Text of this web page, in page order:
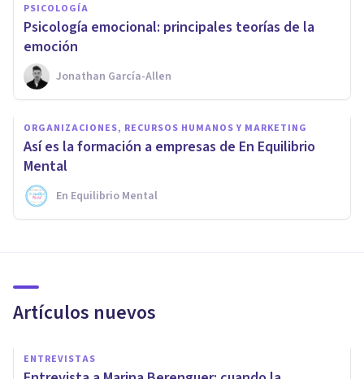
PSICOLOGÍA
Psicología emocional: principales teorías de la
emoción
Jonathan García-Allen
ORGANIZACIONES, RECURSOS HUMANOS Y MARKETING
Así es la formación a empresas de En Equilibrio
Mental
En Equilibrio Mental
Artículos nuevos
ENTREVISTAS